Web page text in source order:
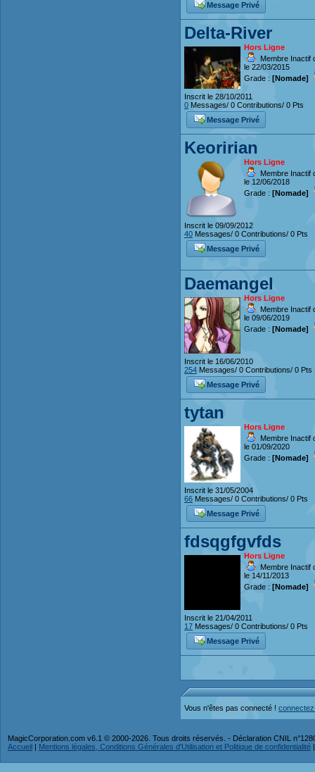
Message Privé
Delta-River
Hors Ligne
Membre Inactif
le 22/03/2015
Grade : [Nomade]
Inscrit le 28/10/2011
0 Messages/ 0 Contributions/ 0 Pts
Message Privé
Keoririan
Hors Ligne
Membre Inactif
le 12/06/2018
Grade : [Nomade]
Inscrit le 09/09/2012
40 Messages/ 0 Contributions/ 0 Pts
Message Privé
Daemangel
Hors Ligne
Membre Inactif
le 09/06/2019
Grade : [Nomade]
Inscrit le 16/06/2010
254 Messages/ 0 Contributions/ 0 Pts
Message Privé
tytan
Hors Ligne
Membre Inactif
le 01/09/2020
Grade : [Nomade]
Inscrit le 31/05/2004
66 Messages/ 0 Contributions/ 0 Pts
Message Privé
fdsqgfgvfds
Hors Ligne
Membre Inactif
le 14/11/2013
Grade : [Nomade]
Inscrit le 21/04/2011
17 Messages/ 0 Contributions/ 0 Pts
Message Privé
Vous n'êtes pas connecté !
MagicCorporation.com v6.1 © 2000-2026. Tous droits réservés. - Déclaration CNIL
Accueil | Mentions légales, Conditions Générales d'Utilisation et Politique de confidentialité